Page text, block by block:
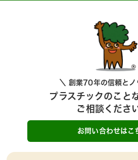
＼ 創業70年の信頼とノ
プラスチックのこと
ご相談くださ
お問い合わせはこ